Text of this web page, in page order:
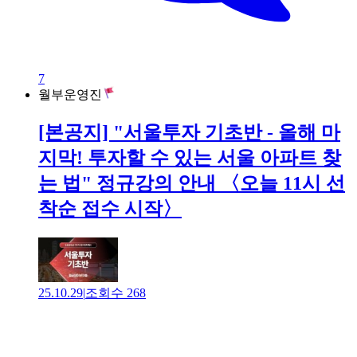
7
월부운영진
[본공지] "서울투자 기초반 - 올해 마
지막! 투자할 수 있는 서울 아파트 찾
는 법" 정규강의 안내 〈오늘 11시 선
착순 접수 시작〉
25.10.29|조회수 268